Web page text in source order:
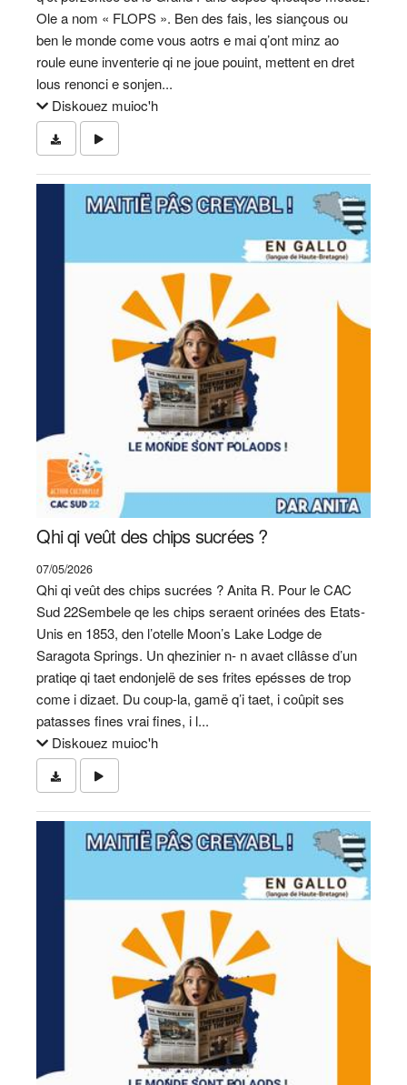
Ole a nom « FLOPS ». Ben des fais, les siançous ou
ben le monde come vous aotrs e mai q’ont minz ao
roule eune inventerie qi ne joue pouint, mettent en dret
lous renonci e sonjen...
Diskouez muioc'h
Qhi qi veût des chips sucrées ?
07/05/2026
Qhi qi veût des chips sucrées ? Anita R. Pour le CAC
Sud 22Sembele qe les chips seraent orinées des Etats-
Unis en 1853, den l’otelle Moon’s Lake Lodge de
Saragota Springs. Un qhezinier n- n avaet cllâsse d’un
pratiqe qi taet endonjelë de ses frites epésses de trop
come i dizaet. Du coup-la, gamë q’i taet, i coûpit ses
patasses fines vrai fines, i l...
Diskouez muioc'h